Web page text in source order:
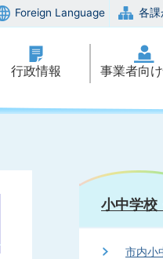
Foreign Language 各課
行政情報 事業者向
小中学校
市内小